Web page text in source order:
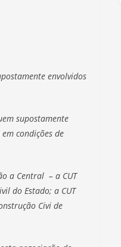
envolvidos
supostamente
condições de
a Central – a CUT
do Estado; a CUT
Civi de